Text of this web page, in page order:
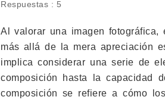
Respuestas : 5
Al valorar una imagen
más allá de la mera apreciación
implica considerar una serie de
composición hasta la capacidad
composición se refiere a cómo